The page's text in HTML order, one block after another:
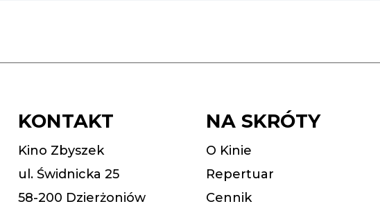
KONTAKT
Kino Zbyszek
ul. Świdnicka 25
58-200 Dzierżoniów
NA SKRÓTY
O Kinie
Repertuar
Cennik